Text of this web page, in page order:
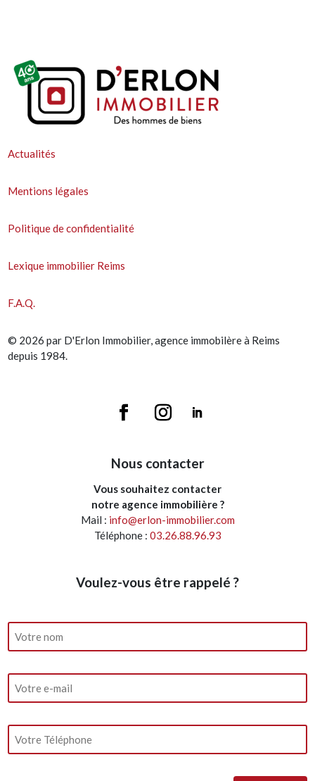
Actualités
Mentions légales
Politique de confidentialité
Lexique immobilier Reims
F.A.Q.
© 2026 par D'Erlon Immobilier, agence immobilère à Reims
depuis 1984.
Nous contacter
Vous souhaitez contacter
notre agence immobilière ?
Mail : info@erlon-immobilier.com
Téléphone : 03.26.88.96.93
Voulez-vous être rappelé ?